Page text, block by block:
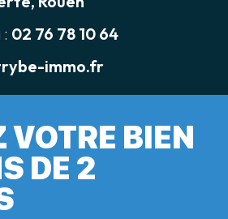
02 76 78 10 64
immo.fr
VOTRE BIEN
DE 2